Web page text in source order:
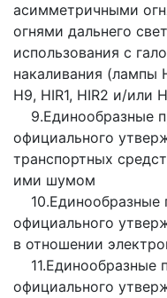
асимметричными
огнями дальнего
использования с
накаливания (лампы
Н9, HIR1, HIR2 и/или
9.Единообразные
официального
транспортных
ими шумом
10.Единообразные
официального
в отношении
11.Единообразные
официального